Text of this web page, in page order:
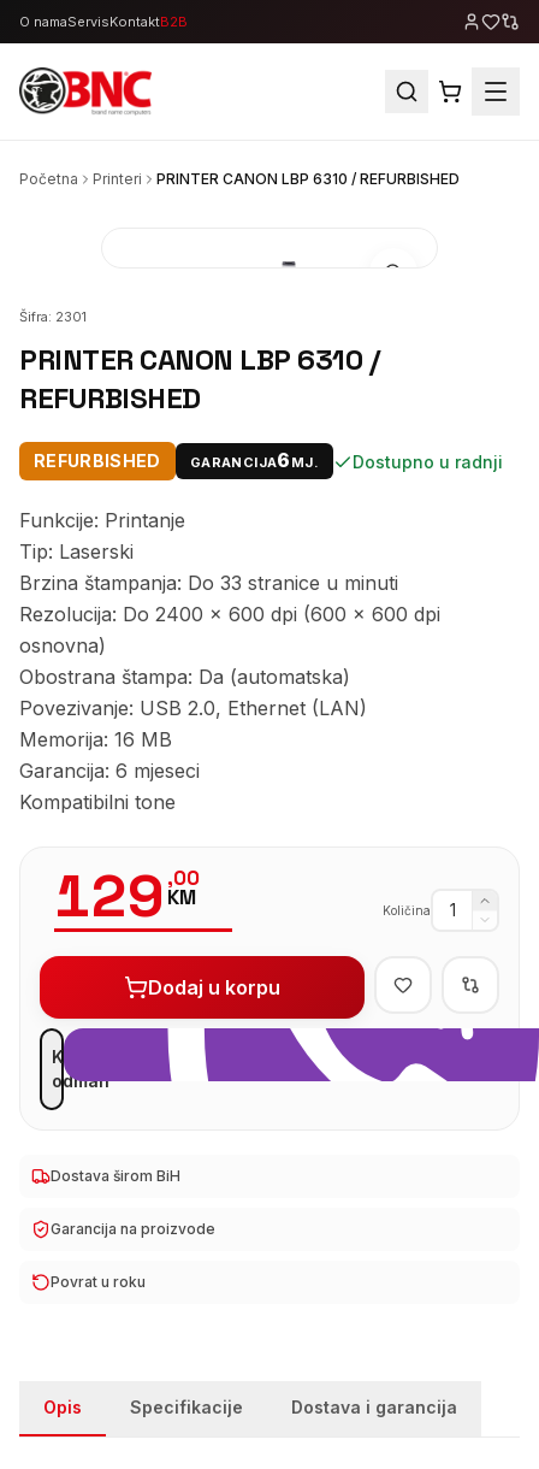
O namaServisKontaktB2B
Početna Printeri PRINTER CANON LBP 6310 / REFURBISHED
Šifra: 2301
PRINTER CANON LBP 6310 /
REFURBISHED
REFURBISHED GARANCIJA6 MJ. Dostupno u radnji
Funkcije: Printanje
Tip: Laserski
Brzina štampanja: Do 33 stranice u minuti
Rezolucija: Do 2400 x 600 dpi (600 x 600 dpi
osnovna)
Obostrana štampa: Da (automatska)
Povezivanje: USB 2.0, Ethernet (LAN)
Memorija: 16 MB
Garancija: 6 mjeseci
Kompatibilni tone
129 ,00
KM Količina
Dodaj u korpu
Kupi
odmah
Dostava širom BiH
Garancija na proizvode
Povrat u roku
Opis Specifikacije Dostava i garancija